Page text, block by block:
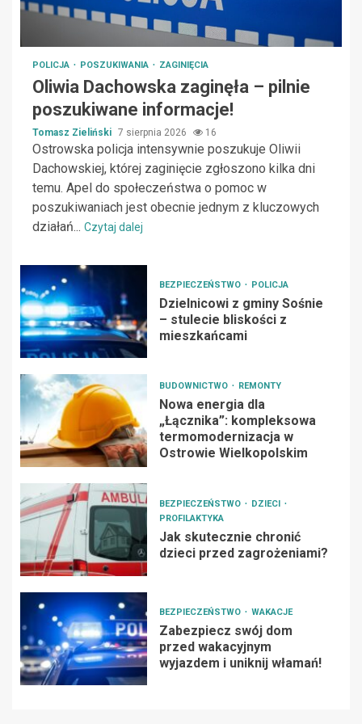
POLICJA POSZUKIWANIA ZAGINIĘCIA
Oliwia Dachowska zaginęła – pilnie
poszukiwane informacje!
Tomasz Zieliński 7 sierpnia 2026 16
Ostrowska policja intensywnie poszukuje Oliwii
Dachowskiej, której zaginięcie zgłoszono kilka dni
temu. Apel do społeczeństwa o pomoc w
poszukiwaniach jest obecnie jednym z kluczowych
działań... Czytaj dalej
BEZPIECZEŃSTWO POLICJA
Dzielnicowi z gminy Sośnie
– stulecie bliskości z
mieszkańcami
BUDOWNICTWO REMONTY
Nowa energia dla
„Łącznika”: kompleksowa
termomodernizacja w
Ostrowie Wielkopolskim
BEZPIECZEŃSTWO
DZIECI
PROFILAKTYKA
Jak skutecznie chronić
dzieci przed zagrożeniami?
BEZPIECZEŃSTWO WAKACJE
Zabezpiecz swój dom
przed wakacyjnym
wyjazdem i uniknij włamań!